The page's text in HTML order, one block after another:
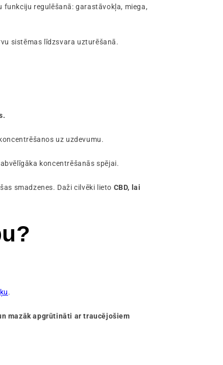
funkciju regulēšanā: garastāvokļa, miega,
sistēmas līdzsvara uzturēšanā.
uz uzdevumu.
koncentrēšanās spējai.
smadzenes. Daži cilvēki lieto CBD, lai
.
mazāk apgrūtināti ar traucējošiem